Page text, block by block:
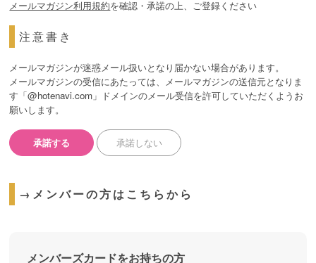
メールマガジン利用規約を確認・承諾の上、ご登録ください
注意書き
メールマガジンが迷惑メール扱いとなり届かない場合があります。
メールマガジンの受信にあたっては、メールマガジンの送信元となりま
す「@hotenavi.com」ドメインのメール受信を許可していただくようお
願いします。
承諾する 承諾しない
→メンバーの方はこちらから
メンバーズカードをお持ちの方